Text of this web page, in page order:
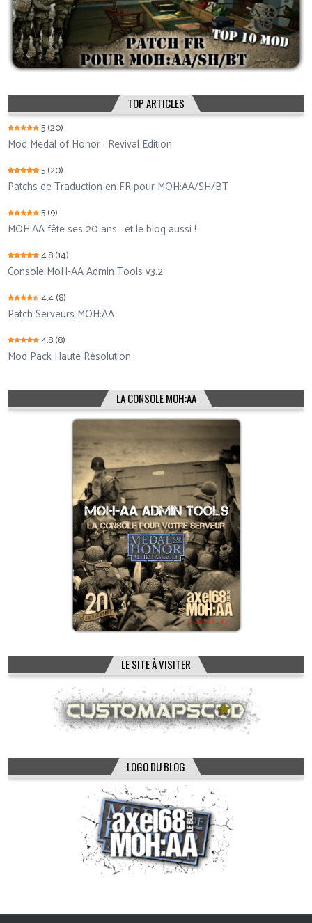
TOP ARTICLES
5(20)
Mod Medal of Honor : Revival Edition
5(20)
Patchs de Traduction en FR pour MOH:AA/SH/BT
5(9)
MOH:AA fête ses 20 ans… et le blog aussi !
4.8(14)
Console MoH-AA Admin Tools v3.2
4.4(8)
Patch Serveurs MOH:AA
4.8(8)
Mod Pack Haute Résolution
LA CONSOLE MOH:AA
LE SITE À VISITER
LOGO DU BLOG